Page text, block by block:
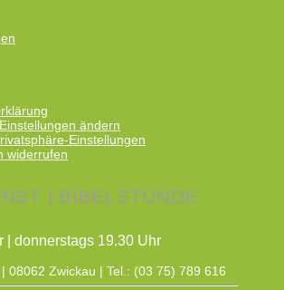
ändern
Einstellungen
widerrufen
| BIBELSTUNDE
| donnerstags 19.30 Uhr
08062 Zwickau | Tel.: (03 75) 789 616